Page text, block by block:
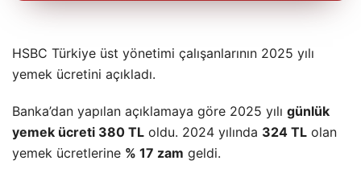
HSBC Türkiye üst yönetimi çalışanlarının 2025 yılı
yemek ücretini açıkladı.
Banka’dan yapılan açıklamaya göre 2025 yılı günlük
yemek ücreti 380 TL oldu. 2024 yılında 324 TL olan
yemek ücretlerine % 17 zam geldi.